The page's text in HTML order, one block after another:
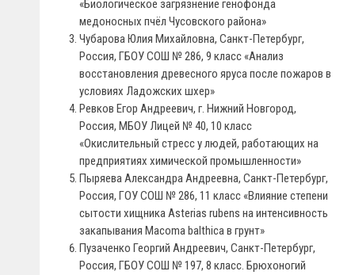
«Биологическое загрязнение генофонда
медоносных пчёл Чусовского района»
Чубарова Юлия Михайловна, Санкт-Петербург,
Россия, ГБОУ СОШ № 286, 9 класс «Анализ
восстановления древесного яруса после пожаров в
условиях Ладожских шхер»
Ревков Егор Андреевич, г. Нижний Новгород,
Россия, МБОУ Лицей № 40, 10 класс
«Окислительный стресс у людей, работающих на
предприятиях химической промышленности»
Пыряева Александра Андреевна, Санкт-Петербург,
Россия, ГОУ СОШ № 286, 11 класс «Влияние степени
сытости хищника Asterias rubens на интенсивность
закапывания Macoma balthica в грунт»
Пузаченко Георгий Андреевич, Санкт-Петербург,
Россия, ГБОУ СОШ № 197, 8 класс. Брюхоногий